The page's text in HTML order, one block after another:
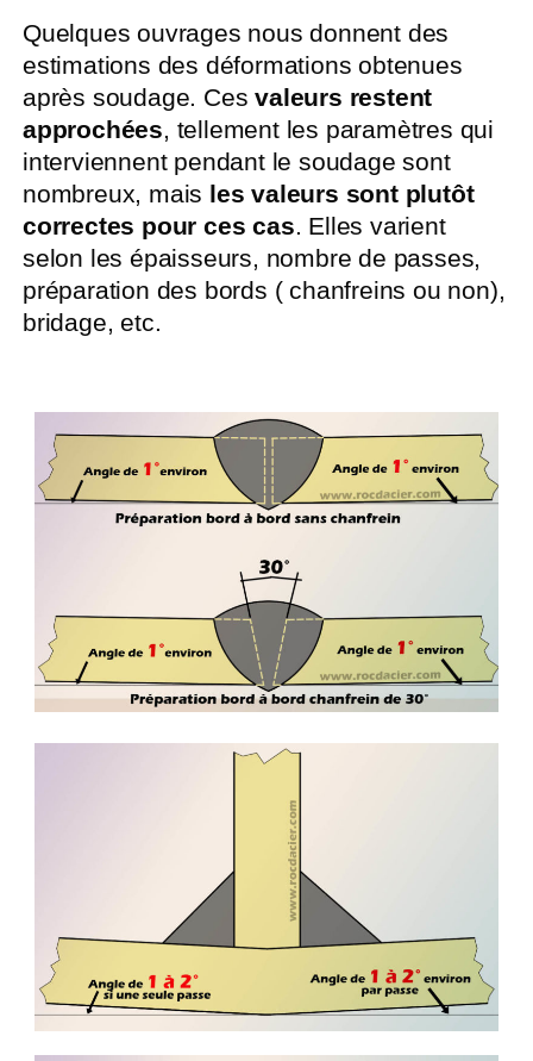
Quelques ouvrages nous donnent des
estimations des déformations obtenues
après soudage. Cesvaleurs restent
approchées, tellement les paramètres qui
interviennent pendant le soudage sont
nombreux, mais les valeurs sont plutôt
correctes pour ces cas. Elles varient
selon les épaisseurs, nombre de passes,
préparation des bords ( chanfreins ou non),
bridage, etc.